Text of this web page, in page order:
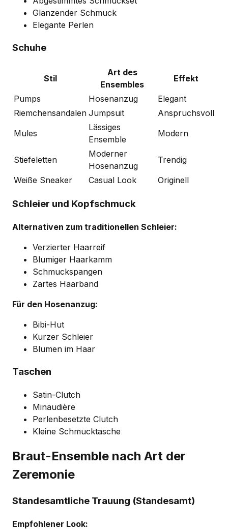
Glänzender Schmuck
Elegante Perlen
Schuhe
Stil
Art des
Ensembles
Effekt
Pumps
Hosenanzug
Elegant
Riemchensandalen Jumpsuit
Anspruchsvoll
Mules
Lässiges
Ensemble
Modern
Stiefeletten
Moderner
Hosenanzug
Trendig
Weiße Sneaker
Casual Look Originell
Schleier und Kopfschmuck
Alternativen zum traditionellen Schleier:
Verzierter Haarreif
Blumiger Haarkamm
Schmuckspangen
Zartes Haarband
Für den Hosenanzug:
Bibi-Hut
Kurzer Schleier
Blumen im Haar
Taschen
Satin-Clutch
Minaudière
Perlenbesetzte Clutch
Kleine Schmucktasche
Braut-Ensemble nach Art der
Zeremonie
Standesamtliche Trauung (Standesamt)
Empfohlener Look: